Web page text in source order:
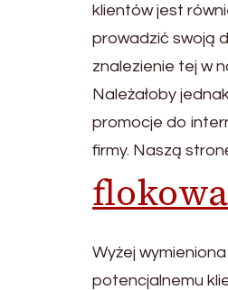
klientów jest
prowadzić swoją
znalezienie tej w
Należałoby
promocje do
firmy. Naszą
Wyżej
potencjalnemu